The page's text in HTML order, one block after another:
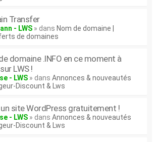
Transfer
- LWS » dans Nom de domaine |
de domaines
domaine .INFO en ce moment à
LWS !
- LWS » dans Annonces & nouveautés
Discount & Lws
un site WordPress gratuitement !
- LWS » dans Annonces & nouveautés
Discount & Lws